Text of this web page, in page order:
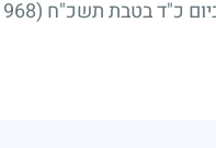
כ"ד בטבת תשכ"ח (25.1.1968)